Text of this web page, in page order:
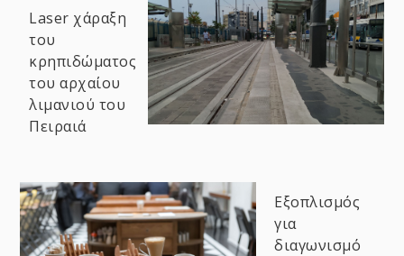
Laser χάραξη
του
κρηπιδώματος
του αρχαίου
λιμανιού του
Πειραιά
Εξοπλισμός
για
διαγωνισμό